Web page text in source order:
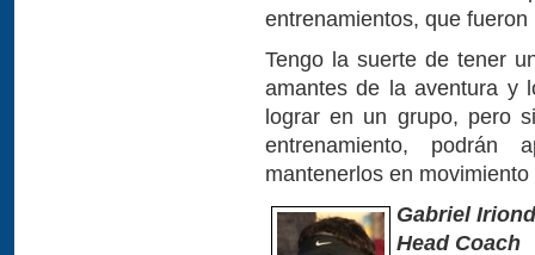
entrenamientos, que
Tengo la suerte de tener
amantes de la aventura y
lograr en un grupo, pero
entrenamiento,
mantenerlos en
Gabriel
Head Coach